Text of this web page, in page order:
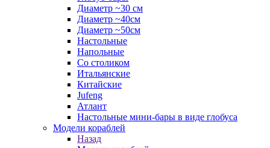
Диаметр ~30 см
Диаметр ~40см
Диаметр ~50см
Настольные
Напольные
Со столиком
Итальянские
Китайские
Jufeng
Атлант
Настольные мини-бары в виде глобуса
Модели кораблей
Назад